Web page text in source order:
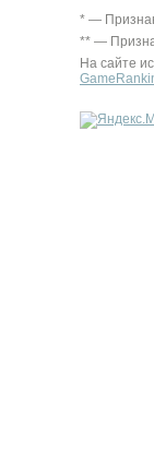
* —
** —
На сайте